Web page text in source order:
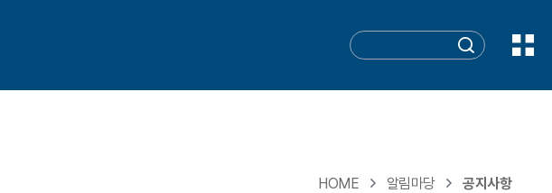
HOME 알림마당 공지사항